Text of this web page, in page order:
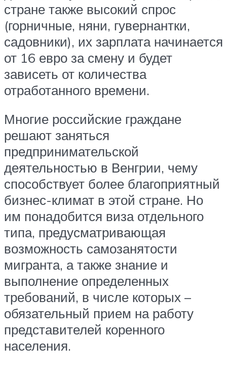
стране также высокий спрос
(горничные, няни, гувернантки,
садовники), их зарплата начинается
от 16 евро за смену и будет
зависеть от количества
отработанного времени.
Многие российские граждане
решают заняться
предпринимательской
деятельностью в Венгрии, чему
способствует более благоприятный
бизнес-климат в этой стране. Но
им понадобится виза отдельного
типа, предусматривающая
возможность самозанятости
мигранта, а также знание и
выполнение определенных
требований, в числе которых –
обязательный прием на работу
представителей коренного
населения.